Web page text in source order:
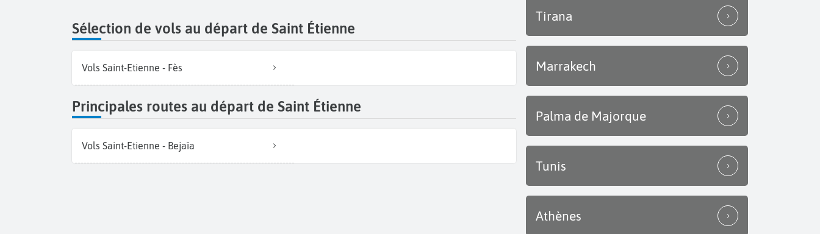
Sélection de vols au départ de Saint Étienne
Vols Saint-Etienne - Fès
Principales routes au départ de Saint Étienne
Vols Saint-Etienne - Bejaïa
Tirana
Marrakech
Palma de Majorque
Tunis
Athènes